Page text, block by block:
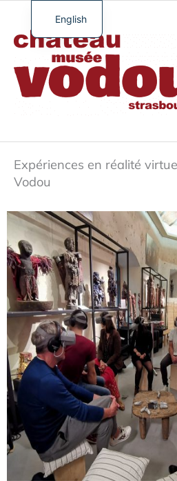
Skip
content
Expériences en réalité
Vodou
English
French
German
Spanish